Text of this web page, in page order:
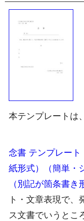
本テンプレートは
念書 テンプレー
紙形式）（簡単・
（別記が箇条書き
ト・文章表現で、
ス文書でいうとこ